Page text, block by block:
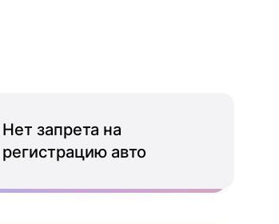
Нет запрета на
регистрацию авто